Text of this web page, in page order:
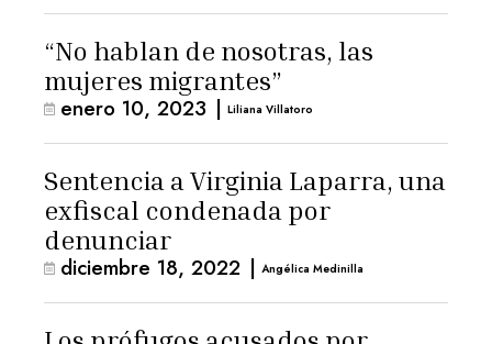
“No hablan de nosotras, las
mujeres migrantes”
enero 10, 2023 | Liliana Villatoro
Sentencia a Virginia Laparra, una
exfiscal condenada por
denunciar
diciembre 18, 2022 | Angélica Medinilla